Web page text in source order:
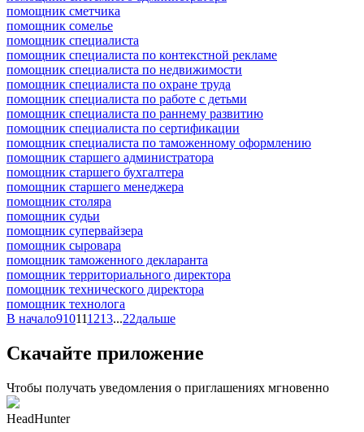
помощник сметчика
помощник сомелье
помощник специалиста
помощник специалиста по контекстной рекламе
помощник специалиста по недвижимости
помощник специалиста по охране труда
помощник специалиста по работе с детьми
помощник специалиста по раннему развитию
помощник специалиста по сертификации
помощник специалиста по таможенному оформлению
помощник старшего администратора
помощник старшего бухгалтера
помощник старшего менеджера
помощник столяра
помощник судьи
помощник супервайзера
помощник сыровара
помощник таможенного декларанта
помощник территориального директора
помощник технического директора
помощник технолога
В начало910111213...22дальше
Скачайте приложение
Чтобы получать уведомления о приглашениях мгновенно
HeadHunter